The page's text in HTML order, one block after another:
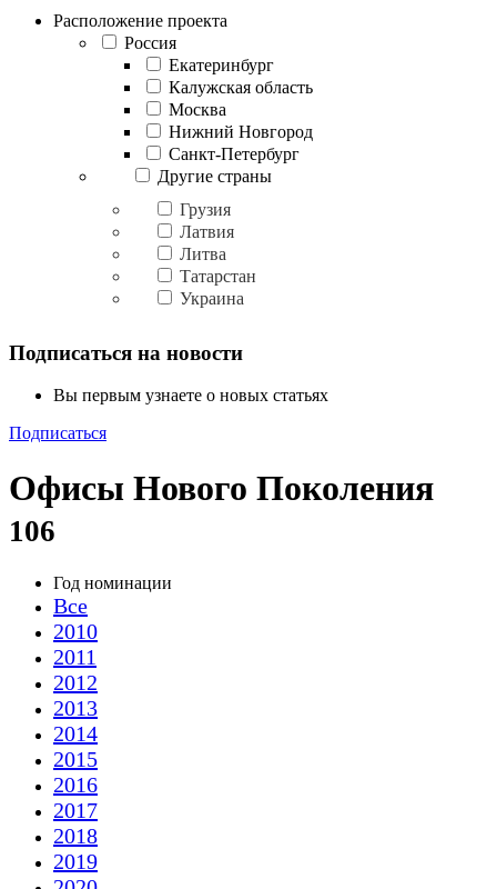
Расположение проекта
Россия
Екатеринбург
Калужская область
Москва
Нижний Новгород
Санкт-Петербург
Другие страны
Грузия
Латвия
Литва
Татарстан
Украина
Подписаться на новости
Вы первым узнаете о новых статьях
Подписаться
Офисы Нового Поколения
106
Год номинации
Все
2010
2011
2012
2013
2014
2015
2016
2017
2018
2019